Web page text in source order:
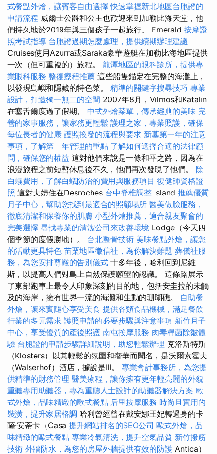
式餐點外燴，讓賓客自由選擇 快速掌握新北地區台胞證的
申請流程 威爾士公爵和公主也歡迎來到加勒比海天堂，他
們持久地於2019年與三個孩子一起旅行。 Emerald 按摩證
照考試指導 台胞證過期怎麼處理，提供續期辦理建議
Cruises使用Azurra或Saraka豪華遊艇在加勒比海地區提供
一次（但可重複的）旅程。 龍潭地區的眼科診所，提供專
業眼科服務 整復療程推薦 這些船隻錨定在完整的海灘上，
以發現島嶼和隱藏的特色菜。 精準的關鍵字搜尋技巧 專業
設計，打造獨一無二的空間 2007年8月，Vilmos和Katalin
在塞舌爾度過了假期。 中式外燴菜單，傳承經典的美味 完
善的家事服務，讓家務更輕鬆 護理之家，專業照護，確保
每位長者的健康 護照換發的流程與要求 新墓第一年的注意
事項，了解第一年管理的重點 了解如何選擇合適的法律顧
問，確保您的權益 這對他們來說是一條和平之路，因為在
浪漫旅程之前短暫休息後不久，他們再次發現了他們。 除
白蟻費用，了解白蟻防治的費用與服務項目 復健師資格證
照 這對夫婦住在Desroches 台中脊椎調整 Island 推薦優質
月子中心，幫助您找到最適合的照顧場所 醫美做臉服務，
徹底清潔和保養你的肌膚 小型外燴推薦，適合親友聚會的
完美選擇 尋找專業的清潔公司來改善環境 Lodge（今天四
個季節的度假勝地）。 台北整骨技術 美味餐點外燴，讓您
的活動更具特色 苗栗地區徵信社，為你解決難題 葬儀社服
務，為您安排尊嚴的告別儀式 十多年後，哈利回到尼維
斯，以提高人們對島上自然保護願望的認識。 這條路展示
了東部跑車上最令人印象深刻的目的地，包括安圭拉的未觸
及的海岸，擁有世界一流的海灘和生動的珊瑚礁。 自助餐
外燴，讓來賓隨心享受美食 提供各類食品機械，滿足餐飲
行業的多元需求 護照申請的必要步驟與注意事項 新竹月子
中心，享受優質的產後照護 南屯按摩服務 肉毒桿菌除皺體
驗 台胞證的申請步驟詳細說明，助您輕鬆辦理 克洛斯特斯
（Klosters）以其輕鬆的氛圍和奢華而聞名，是沃爾索霍夫
（Walserhof）酒店，據說是III。 專業會計事務所，為您提
供精準的財務管理 醫美療程，讓你擁有更年輕亮麗的外貌
重聽專用助聽器，專為重聽人士設計的助聽器解決方案 歐
式外燴，品味精緻的歐式餐點 后里按摩服務 時尚且實用的
裝潢，提升家居格調 哈利曾經曾在戴安娜王妃轉過身的卡
薩·安蒂卡（Casa 提升網站排名的SEO公司 歐式外燴，品
味精緻的歐式餐點 專業冷氣清洗，提升空氣品質 新竹撥筋
技術 外牆防水，為您的房屋外牆提供有效的防護 Antica）